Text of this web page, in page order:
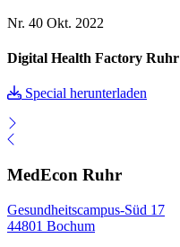
Nr. 40 Okt. 2022
Digital Health Factory Ruhr
Special herunterladen
MedEcon Ruhr
Gesundheitscampus-Süd 17
44801 Bochum